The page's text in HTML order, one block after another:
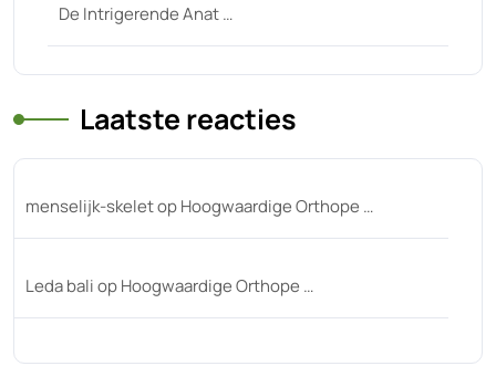
De Intrigerende Anat …
Laatste reacties
menselijk-skeletopHoogwaardige Orthope …
Leda baliopHoogwaardige Orthope …